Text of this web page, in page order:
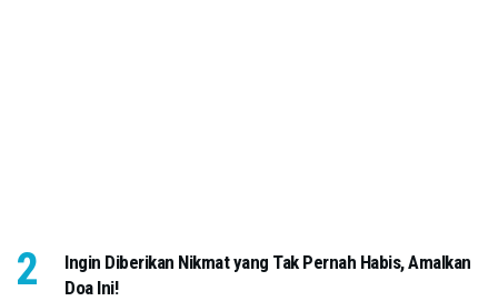
Ingin Diberikan Nikmat yang Tak Pernah Habis, Amalkan
Doa Ini!